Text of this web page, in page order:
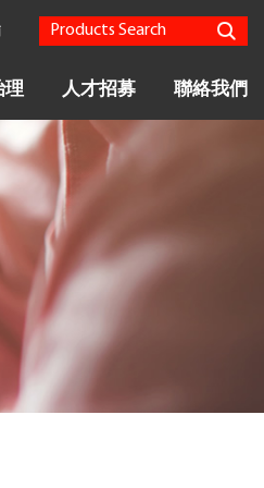
理 人才招募 聯絡我們